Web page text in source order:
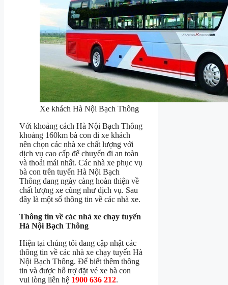
Xe khách Hà Nội Bạch Thông
Với khoảng cách Hà Nội Bạch Thông
khoảng 160km bà con đi xe khách
nên chọn các nhà xe chất lượng với
dịch vụ cao cấp để chuyến đi an toàn
và thoải mái nhất. Các nhà xe phục vụ
bà con trên tuyến Hà Nội Bạch
Thông đang ngày càng hoàn thiện về
chất lượng xe cũng như dịch vụ. Sau
đây là một số thông tin về các nhà xe.
Thông tin về các nhà xe chạy tuyến
Hà Nội Bạch Thông
Hiện tại chúng tôi đang cập nhật các
thông tin về các nhà xe chạy tuyến Hà
Nội Bạch Thông. Để biết thêm thông
tin và được hỗ trợ đặt vé xe bà con
vui lòng liên hệ 1900 636 212.